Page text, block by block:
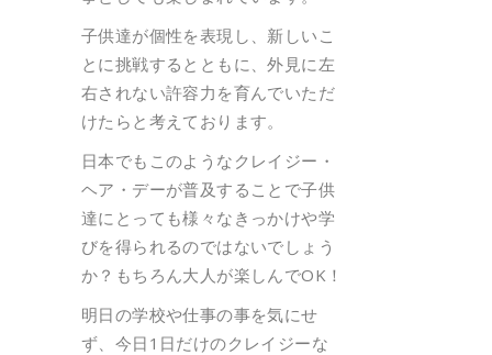
子供達が個性を表現し、新しいこ
とに挑戦するとともに、外見に左
右されない許容力を育んでいただ
けたらと考えております。
日本でもこのようなクレイジー・
ヘア・デーが普及することで子供
達にとっても様々なきっかけや学
びを得られるのではないでしょう
か？もちろん大人が楽しんでOK！
明日の学校や仕事の事を気にせ
ず、今日1日だけのクレイジーな